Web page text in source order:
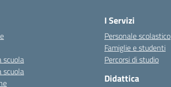
scuola
scuola
I Servizi
Personale scolastico
Famiglie e studenti
Percorsi di studio
Didattica